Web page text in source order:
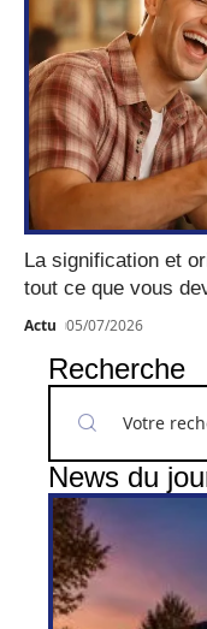
La signification et
tout ce que vous
Actu 05/07/2026
Recherche
News du